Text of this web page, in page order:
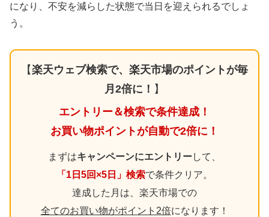
になり、不安を減らした状態で当日を迎えられるでしょ
う。
【楽天ウェブ検索で、楽天市場のポイントが毎
月2倍に！ 】
エントリー＆検索で条件達成！
お買い物ポイントが自動で2倍に！
まずはキャンペーンにエントリーして、
「1日5回×5日」検索で条件クリア。
達成した月は、楽天市場での
全てのお買い物がポイント2倍になります！